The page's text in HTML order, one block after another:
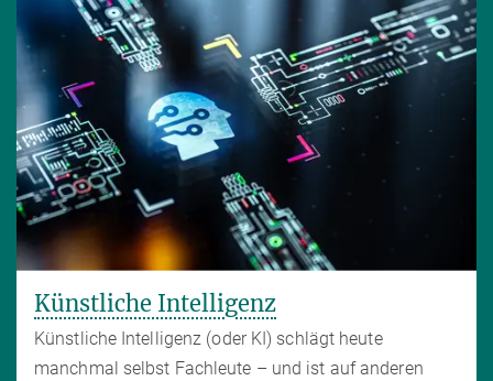
Künstliche Intelligenz
Künstliche Intelligenz (oder KI) schlägt heute
manchmal selbst Fachleute – und ist auf anderen